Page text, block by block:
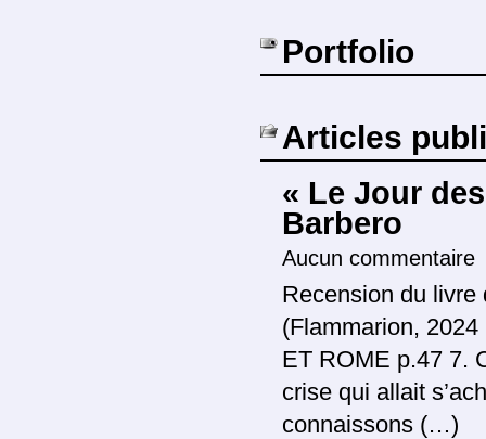
Portfolio
Articles
« Le Jour
Barbero
Aucun commentaire
Recension du livre
(Flammarion,
ET ROME p.47 7.
crise qui allait
connaissons (…)